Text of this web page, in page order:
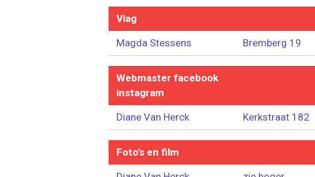
Vlag
Magda Stessens Bremberg 19
Webmaster facebook
instagram
Diane Van Herck Kerkstraat 182
Foto's en film